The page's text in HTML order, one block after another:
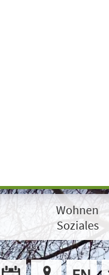
Wohnen
Soziales